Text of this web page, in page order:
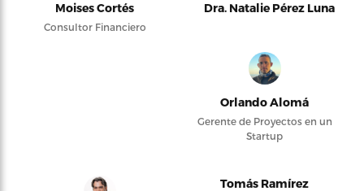
Moises Cortés
Consultor Financiero
Dra. Natalie Pérez Luna
Orlando Alomá
Gerente de Proyectos en un
Startup
Tomás Ramírez